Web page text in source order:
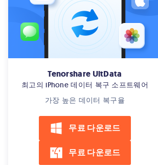
Tenorshare UltData
최고의 iPhone 데이터 복구 소프트웨어
가장 높은 데이터 복구율
무료 다운로드
무료 다운로드